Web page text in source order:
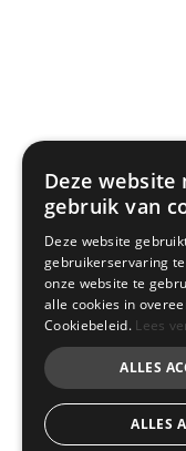
Deze website
gebruik van
Deze website
gebruikerservaring
onze website te
alle cookies in
Cookiebeleid. Lees
ALLES
ALLES